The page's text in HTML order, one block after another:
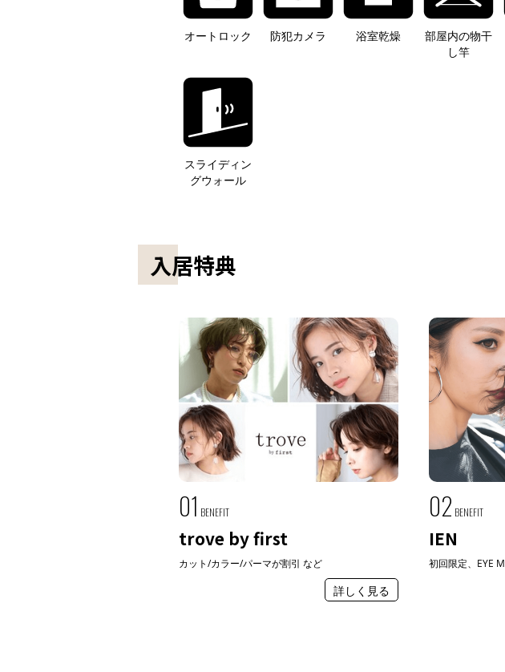
オートロック 防犯カメラ 浴室乾燥
部屋内の物干
し竿
スライディン
グウォール
入居特典
01 BENEFIT
trove by first
カット/カラー/パーマが割引 など
詳しく見る
02 BENEFIT
IEN
初回限定、EYE